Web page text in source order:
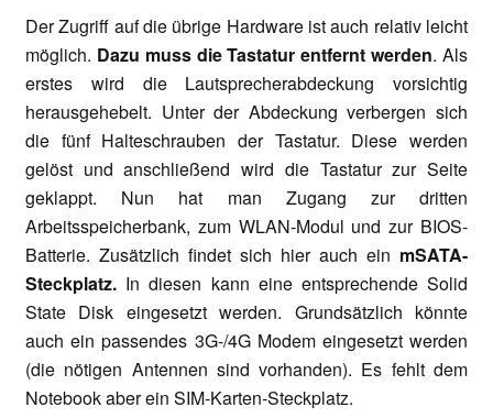
Der Zugriff auf die übrige Hardware ist auch relativ leicht
möglich. Dazu muss die Tastatur entfernt werden. Als
erstes wird die Lautsprecherabdeckung vorsichtig
herausgehebelt. Unter der Abdeckung verbergen sich
die fünf Halteschrauben der Tastatur. Diese werden
gelöst und anschließend wird die Tastatur zur Seite
geklappt. Nun hat man Zugang zur dritten
Arbeitsspeicherbank, zum WLAN-Modul und zur BIOS-
Batterie. Zusätzlich findet sich hier auch ein mSATA-
Steckplatz. In diesen kann eine entsprechende Solid
State Disk eingesetzt werden. Grundsätzlich könnte
auch ein passendes 3G-/4G Modem eingesetzt werden
(die nötigen Antennen sind vorhanden). Es fehlt dem
Notebook aber ein SIM-Karten-Steckplatz.